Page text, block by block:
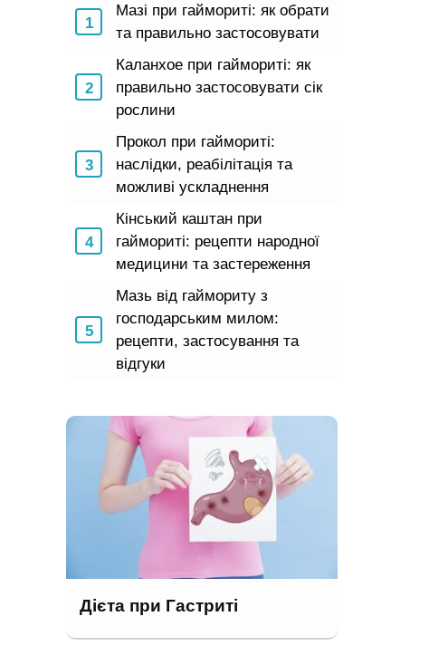
Мазі при гаймориті: як обрати
та правильно застосовувати
Каланхое при гаймориті: як
правильно застосовувати сік
рослини
Прокол при гаймориті:
наслідки, реабілітація та
можливі ускладнення
Кінський каштан при
гаймориті: рецепти народної
медицини та застереження
Мазь від гаймориту з
господарським милом:
рецепти, застосування та
відгуки
Дієта при Гастриті